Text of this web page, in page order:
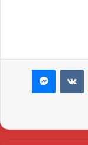
ماسنجر